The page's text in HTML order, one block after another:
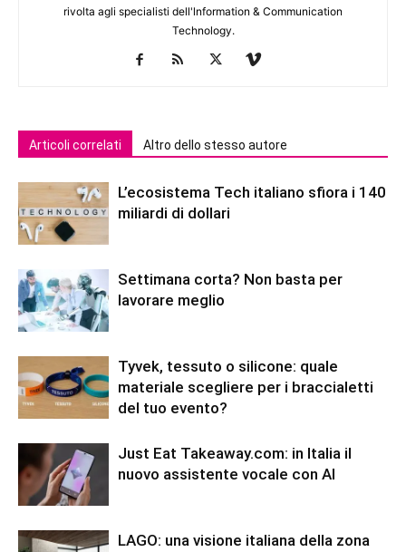
rivolta agli specialisti dell'lnformation & Communication
Technology.
Articoli correlati Altro dello stesso autore
L’ecosistema Tech italiano sfiora i 140
miliardi di dollari
Settimana corta? Non basta per
lavorare meglio
Tyvek, tessuto o silicone: quale
materiale scegliere per i braccialetti
del tuo evento?
Just Eat Takeaway.com: in Italia il
nuovo assistente vocale con AI
LAGO: una visione italiana della zona